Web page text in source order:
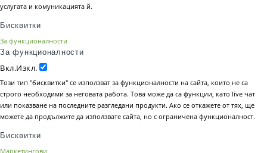
услугата и комуникацията й.
Бисквитки
За функционалности
За функционалности
Вкл.Изкл.
Този тип "бисквитки" се използват за функционалности на сайта, които не са
строго необходими за неговата работа. Това може да са функции, като live чат
или показване на последните разгледани продукти. Ако се откажете от тях, ще
можете да продължите да използвате сайта, но с ограничена функционалност.
Бисквитки
Маркетингови